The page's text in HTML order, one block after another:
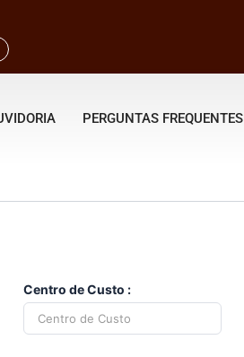
PERGUNTAS FREQUENTES
Centro de Custo :